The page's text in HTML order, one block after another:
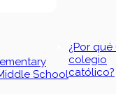
School
¿Por qué
colegio
católico?